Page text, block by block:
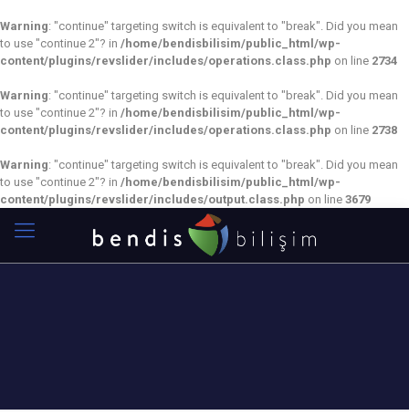
Warning: "continue" targeting switch is equivalent to "break". Did you mean
to use "continue 2"? in /home/bendisbilisim/public_html/wp-
content/plugins/revslider/includes/operations.class.php on line 2734
Warning: "continue" targeting switch is equivalent to "break". Did you mean
to use "continue 2"? in /home/bendisbilisim/public_html/wp-
content/plugins/revslider/includes/operations.class.php on line 2738
Warning: "continue" targeting switch is equivalent to "break". Did you mean
to use "continue 2"? in /home/bendisbilisim/public_html/wp-
content/plugins/revslider/includes/output.class.php on line 3679